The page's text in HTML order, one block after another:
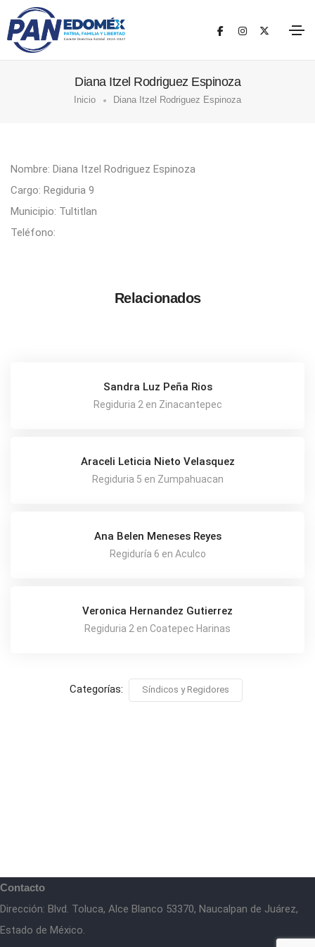
Diana Itzel Rodriguez Espinoza
Inicio Diana Itzel Rodriguez Espinoza
Nombre: Diana Itzel Rodriguez Espinoza
Cargo: Regiduria 9
Municipio: Tultitlan
Teléfono:
Relacionados
Sandra Luz Peña Rios
Regiduria 2 en Zinacantepec
Araceli Leticia Nieto Velasquez
Regiduria 5 en Zumpahuacan
Ana Belen Meneses Reyes
Regiduría 6 en Aculco
Veronica Hernandez Gutierrez
Regiduria 2 en Coatepec Harinas
Categorías: Síndicos y Regidores
Contacto
Dirección: Blvd. Toluca, Alce Blanco 53370, Naucalpan de Juárez,
Estado de México.